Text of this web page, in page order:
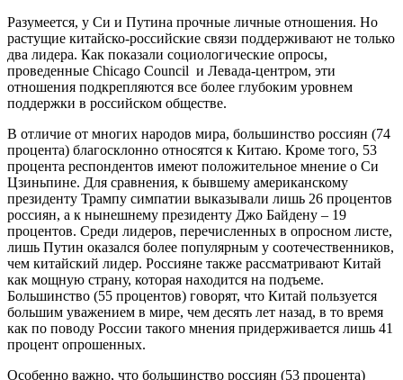
Разумеется, у Си и Путина прочные личные отношения. Но
растущие китайско-российские связи поддерживают не только
два лидера. Как показали социологические опросы,
проведенные Chicago Council и Левада-центром, эти
отношения подкрепляются все более глубоким уровнем
поддержки в российском обществе.
В отличие от многих народов мира, большинство россиян (74
процента) благосклонно относятся к Китаю. Кроме того, 53
процента респондентов имеют положительное мнение о Си
Цзиньпине. Для сравнения, к бывшему американскому
президенту Трампу симпатии выказывали лишь 26 процентов
россиян, а к нынешнему президенту Джо Байдену – 19
процентов. Среди лидеров, перечисленных в опросном листе,
лишь Путин оказался более популярным у соотечественников,
чем китайский лидер. Россияне также рассматривают Китай
как мощную страну, которая находится на подъеме.
Большинство (55 процентов) говорят, что Китай пользуется
большим уважением в мире, чем десять лет назад, в то время
как по поводу России такого мнения придерживается лишь 41
процент опрошенных.
Особенно важно, что большинство россиян (53 процента)